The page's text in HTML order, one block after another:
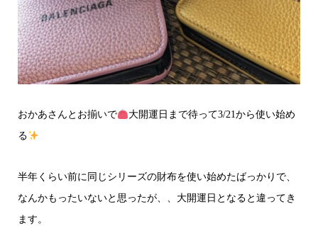
おかあさんとお揃いで
大開運日まで待って3/21から使い始め
る
半年くらい前に同じシリーズの財布を使い始めたばっかりで、
なんかもったいないと思ったが、、大開運日となると違ってき
ます。